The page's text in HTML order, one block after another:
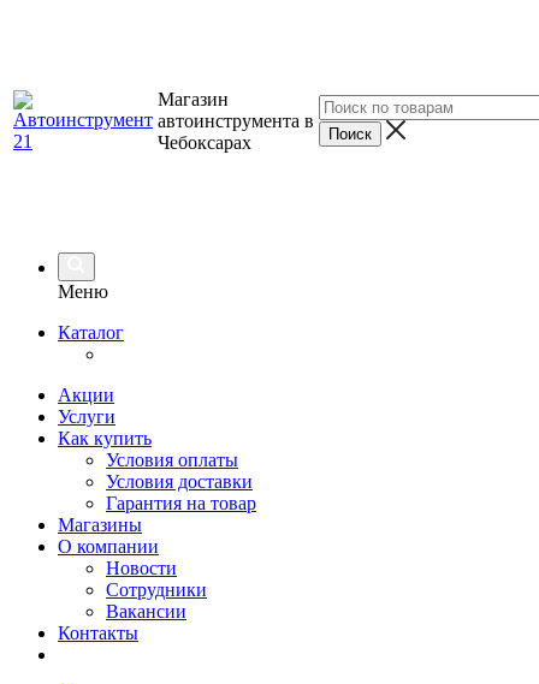
Магазин
автоинструмента в
Чебоксарах
Меню
Каталог
Акции
Услуги
Как купить
Условия оплаты
Условия доставки
Гарантия на товар
Магазины
О компании
Новости
Сотрудники
Вакансии
Контакты